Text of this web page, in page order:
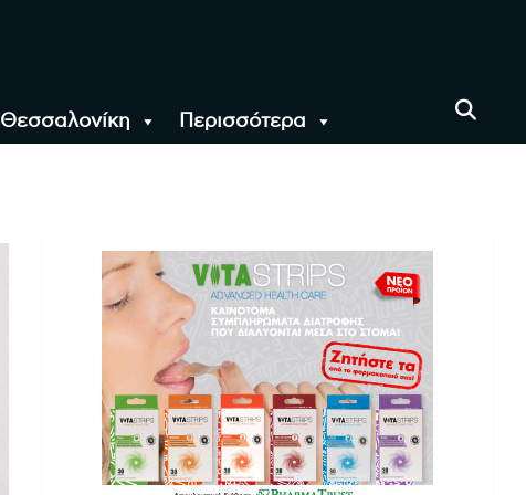
Θεσσαλονίκη Περισσότερα